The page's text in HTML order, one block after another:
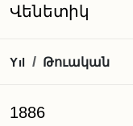
Վենետիկ
Yıl / Թուական
1886